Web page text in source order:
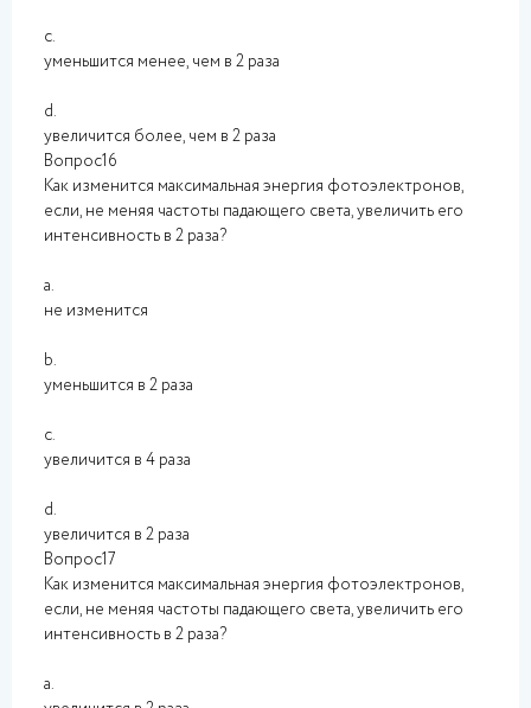
c.
уменьшится менее, чем в 2 раза
d.
увеличится более, чем в 2 раза
Вопрос16
Как изменится максимальная энергия фотоэлектронов,
если, не меняя частоты падающего света, увеличить его
интенсивность в 2 раза?
a.
не изменится
b.
уменьшится в 2 раза
c.
увеличится в 4 раза
d.
увеличится в 2 раза
Вопрос17
Как изменится максимальная энергия фотоэлектронов,
если, не меняя частоты падающего света, увеличить его
интенсивность в 2 раза?
a.